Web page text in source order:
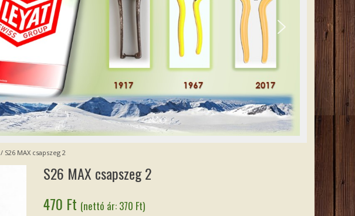
/ S26 MAX csapszeg 2
S26 MAX csapszeg 2
470 Ft (nettó ár: 370 Ft)